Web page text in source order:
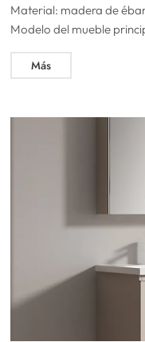
Material: madera de
Modelo del mueble
Más